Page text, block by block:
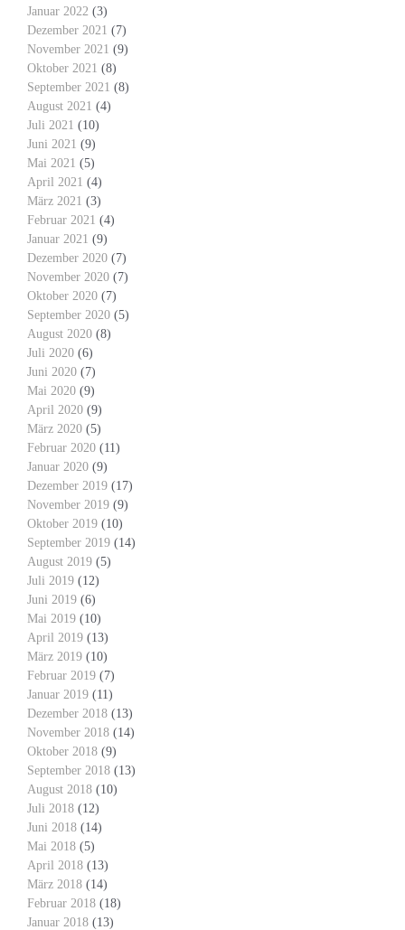
Januar 2022 (3)
Dezember 2021 (7)
November 2021 (9)
Oktober 2021 (8)
September 2021 (8)
August 2021 (4)
Juli 2021 (10)
Juni 2021 (9)
Mai 2021 (5)
April 2021 (4)
März 2021 (3)
Februar 2021 (4)
Januar 2021 (9)
Dezember 2020 (7)
November 2020 (7)
Oktober 2020 (7)
September 2020 (5)
August 2020 (8)
Juli 2020 (6)
Juni 2020 (7)
Mai 2020 (9)
April 2020 (9)
März 2020 (5)
Februar 2020 (11)
Januar 2020 (9)
Dezember 2019 (17)
November 2019 (9)
Oktober 2019 (10)
September 2019 (14)
August 2019 (5)
Juli 2019 (12)
Juni 2019 (6)
Mai 2019 (10)
April 2019 (13)
März 2019 (10)
Februar 2019 (7)
Januar 2019 (11)
Dezember 2018 (13)
November 2018 (14)
Oktober 2018 (9)
September 2018 (13)
August 2018 (10)
Juli 2018 (12)
Juni 2018 (14)
Mai 2018 (5)
April 2018 (13)
März 2018 (14)
Februar 2018 (18)
Januar 2018 (13)